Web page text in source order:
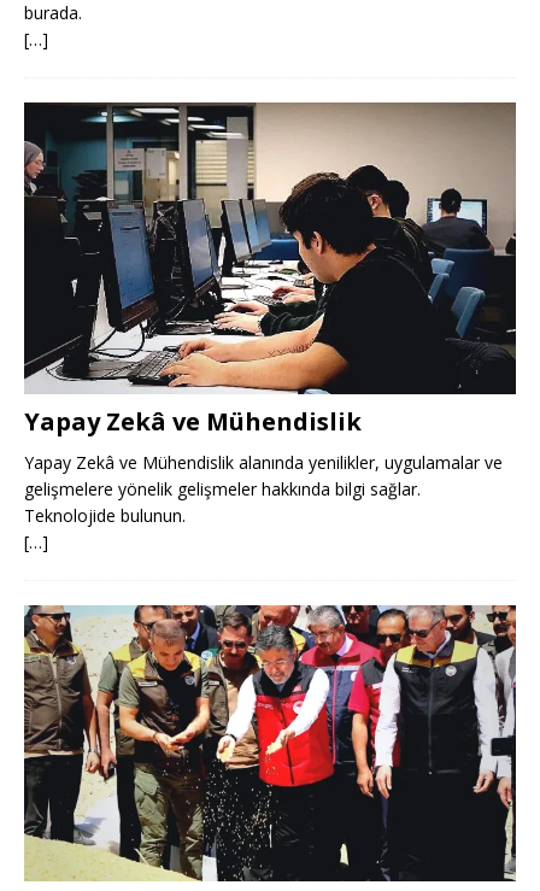
burada.
[…]
Yapay Zekâ ve Mühendislik
Yapay Zekâ ve Mühendislik alanında yenilikler, uygulamalar ve
gelişmelere yönelik gelişmeler hakkında bilgi sağlar.
Teknolojide bulunun.
[…]